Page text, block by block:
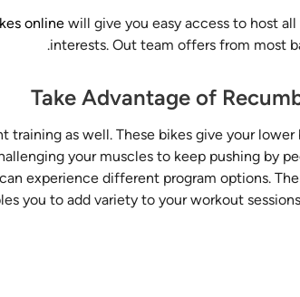
onlinewill give you easy access to host
interests. Out team offers from most
Take Advantage of
training as well. These bikes give your
your muscles to keep pushing by
experience different program options.
you to add variety to your workout